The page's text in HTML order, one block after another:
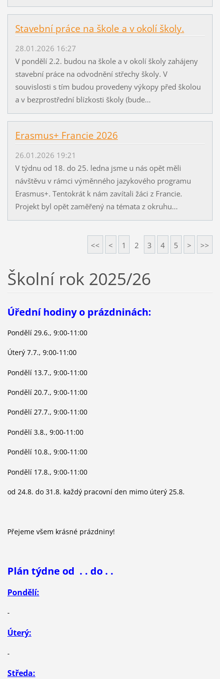
Stavební práce na škole a v okolí školy.
28.01.2026 16:27
V pondělí 2.2. budou na škole a v okolí školy zahájeny
stavební práce na odvodnění střechy školy. V
souvislosti s tím budou provedeny výkopy před školou
a v bezprostřední blízkosti školy (bude...
Erasmus+ Francie 2026
26.01.2026 19:21
V týdnu od 18. do 25. ledna jsme u nás opět měli
návštěvu v rámci výměnného jazykového programu
Erasmus+. Tentokrát k nám zavítali žáci z Francie.
Projekt byl opět zaměřený na témata z okruhu...
<< < 1 2 3 4 5 > >>
Školní rok 2025/26
Úřední hodiny o prázdninách:
Pondělí 29.6., 9:00-11:00
Úterý 7.7., 9:00-11:00
Pondělí 13.7., 9:00-11:00
Pondělí 20.7., 9:00-11:00
Pondělí 27.7., 9:00-11:00
Pondělí 3.8., 9:00-11:00
Pondělí 10.8., 9:00-11:00
Pondělí 17.8., 9:00-11:00
od 24.8. do 31.8. každý pracovní den mimo úterý 25.8.
Přejeme všem krásné prázdniny!
Plán týdne od . . do . .
Pondělí:
-
Úterý:
-
Středa: